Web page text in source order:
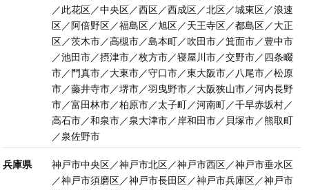
／此花区／中央区／西区／西成区／北区／城東区／浪速
区／阿倍野区／福島区／旭区／天王寺区／都島区／大正
区／茨木市／高槻市／島本町／吹田市／箕面市／豊中市
／池田市／摂津市／枚方市／寝屋川市／交野市／四条畷
市／門真市／大東市／守口市／東大阪市／八尾市／松原
市／藤井寺市／堺市／羽曳野市／大阪狭山市／河内長野
市／富田林市／柏原市／太子町／河南町／千早赤坂村／
高石市／和泉市／泉大津市／岸和田市／貝塚市／熊取町
／泉佐野市
兵庫県
神戸市中央区／神戸市北区／神戸市西区／神戸市垂水区
／神戸市須磨区／神戸市長田区／神戸市兵庫区／神戸市